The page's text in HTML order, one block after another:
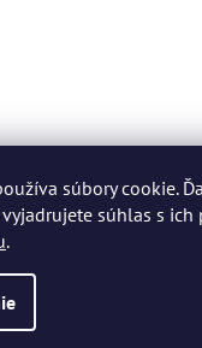
súbory cookie.
súhlas s ich
.
vyhradené.